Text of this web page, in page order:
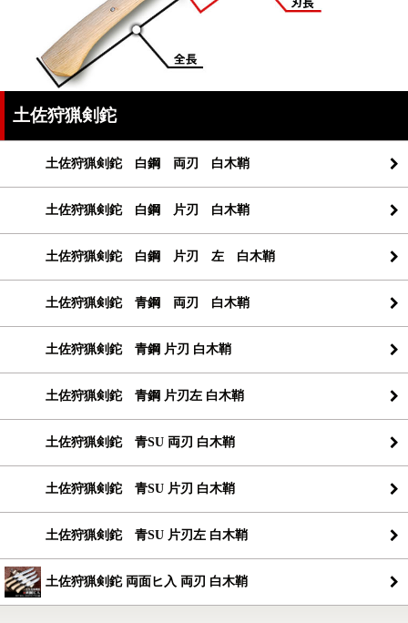
土佐狩猟剣鉈
土佐狩猟剣鉈 白鋼 両刃 白木鞘
土佐狩猟剣鉈 白鋼 片刃 白木鞘
土佐狩猟剣鉈 白鋼 片刃 左 白木鞘
土佐狩猟剣鉈 青鋼 両刃 白木鞘
土佐狩猟剣鉈 青鋼 片刃 白木鞘
土佐狩猟剣鉈 青鋼 片刃左 白木鞘
土佐狩猟剣鉈 青SU 両刃 白木鞘
土佐狩猟剣鉈 青SU 片刃 白木鞘
土佐狩猟剣鉈 青SU 片刃左 白木鞘
土佐狩猟剣鉈 両面ヒ入 両刃 白木鞘